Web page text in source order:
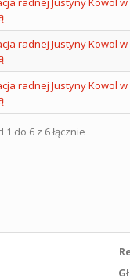
radnej Justyny Kowol
radnej Justyny Kowol
1 do 6 z 6 łącznie